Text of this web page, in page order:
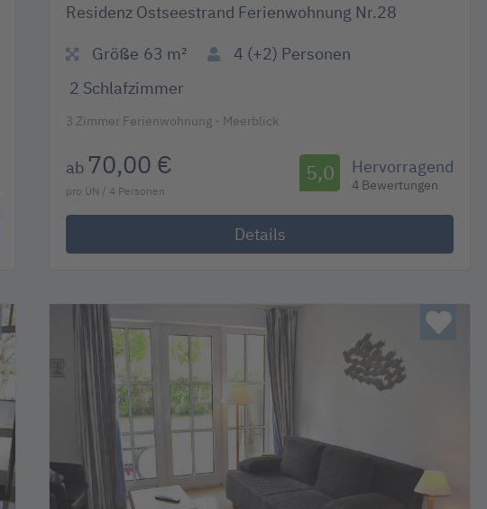
Residenz Ostseestrand Ferienwohnung Nr.28
63 m²
Größe 4 (+2) Personen
2 Schlafzimmer
3 Zimmer Ferienwohnung - Meerblick
ab 70,00 €
pro ÜN / 4 Personen
Hervorragend
5,0 4 Bewertungen
Details